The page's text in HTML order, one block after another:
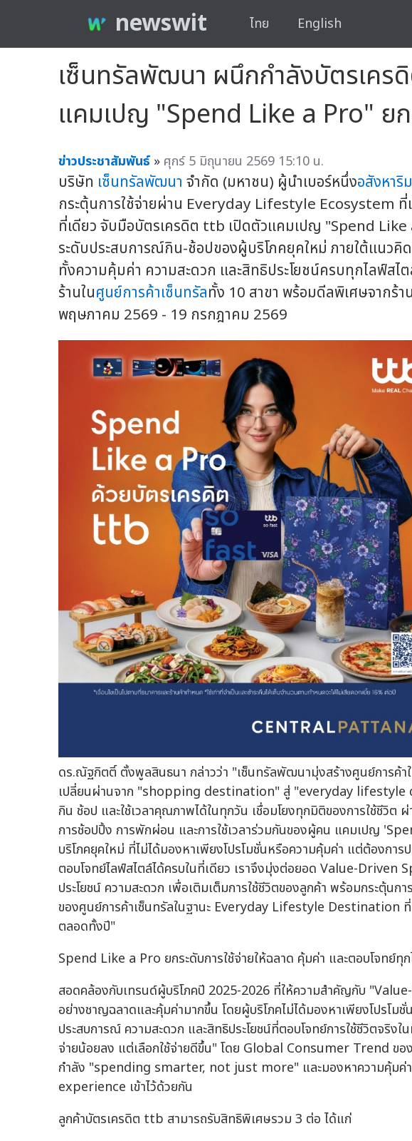
newswit ไทย English
เซ็นทรัลพัฒนา ผนึกกำลังบัตรเค
แคมเปญ "Spend Like a Pro" ย
ข่าวประชาสัมพันธ์ » ศุกร์ 5 มิถุนายน 2569 15:10 น.
บริษัท เซ็นทรัลพัฒนา จำกัด (มหาชน) ผู้นำเบอร์หนึ่งอสังหาริ
กระตุ้นการใช้จ่ายผ่าน Everyday Lifestyle Ecosystem ที่
ที่เดียว จับมือบัตรเครดิต ttb เปิดตัวแคมเปญ "Spend
ระดับประสบการณ์กิน-ช้อปของผู้บริโภคยุคใหม่ ภายใต้แนวคิ
ทั้งความคุ้มค่า ความสะดวก และสิทธิประโยชน์ครบทุกไลฟ์สไ
ร้านในศูนย์การค้าเซ็นทรัลทั้ง 10 สาขา พร้อมดีลพิเศษจากร้
พฤษภาคม 2569 - 19 กรกฎาคม 2569
ดร.ณัฐกิตติ์ ตั้งพูลสินธนา กล่าวว่า "เซ็นทรัลพัฒนามุ่งสร้างศูนย์การค้า
เปลี่ยนผ่านจาก "shopping destination" สู่ "everyday lifestyle
กิน ช้อป และใช้เวลาคุณภาพได้ในทุกวัน เชื่อมโยงทุกมิติของการใช้ชีวิ
การช้อปปิ้ง การพักผ่อน และการใช้เวลาร่วมกันของผู้คน แคมเปญ
บริโภคยุคใหม่ ที่ไม่ได้มองหาเพียงโปรโมชั่นหรือความคุ้มค่า แต่ต้องการ
ตอบโจทย์ไลฟ์สไตล์ได้ครบในที่เดียว เราจึงมุ่งต่อยอด Value-
ประโยชน์ ความสะดวก เพื่อเติมเต็มการใช้ชีวิตของลูกค้า พร้อมกระตุ้นก
ของศูนย์การค้าเซ็นทรัลในฐานะ Everyday Lifestyle Destination ที่
ตลอดทั้งปี"
Spend Like a Pro ยกระดับการใช้จ่ายให้ฉลาด คุ้มค่า และตอบโจทย์ทุ
สอดคล้องกับเทรนด์ผู้บริโภคปี 2025-2026 ที่ให้ความสำคัญกับ
อย่างชาญฉลาดและคุ้มค่ามากขึ้น โดยผู้บริโภคไม่ได้มองหาเพียงโปรโ
ประสบการณ์ ความสะดวก และสิทธิประโยชน์ที่ตอบโจทย์การใช้ชีวิตจริง
จ่ายน้อยลง แต่เลือกใช้จ่ายดีขึ้น" โดย Global Consumer Trend ขอ
กำลัง "spending smarter, not just more" และมองหาความคุ้ม
experience เข้าไว้ด้วยกัน
ลูกค้าบัตรเครดิต ttb สามารถรับสิทธิพิเศษรวม 3 ต่อ ได้แก่